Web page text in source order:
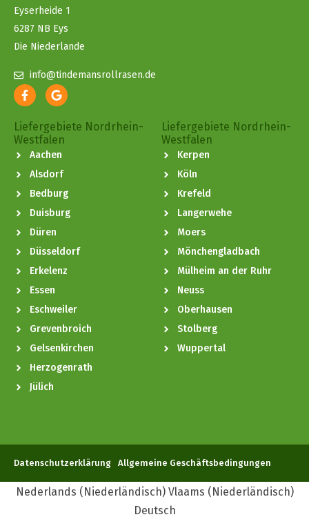
Eyserheide 1
6287 NB Eys
Die Niederlande
info@tindemansrollrasen.de
Liefergebiete Nordrhein-
Westfalen
Aachen
Alsdorf
Bedburg
Duisburg
Düren
Düsseldorf
Erkelenz
Essen
Eschweiler
Grevenbroich
Gelsenkirchen
Herzogenrath
Jülich
Liefergebiete Nordrhein-
Westfalen
Kerpen
Köln
Krefeld
Langerwehe
Moers
Mönchengladbach
Mülheim an der Ruhr
Neuss
Oberhausen
Stolberg
Wuppertal
Datenschutzerklärung Allgemeine Geschäftsbedingungen
Nederlands (Niederländisch) Vlaams (Niederländisch)
Deutsch